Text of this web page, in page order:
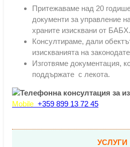
Притежаваме над 20
документи за управление
храните изисквани от БАБХ.
Консултираме, дали
изискванията на
Изготвяме документация,
поддържате с лекота.
Mobile +359 899 13 72 45
УСЛУГИ